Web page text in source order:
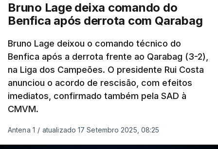
Bruno Lage deixa comando do
Benfica após derrota com Qarabag
Bruno Lage deixou o comando técnico do
Benfica após a derrota frente ao Qarabag (3-2),
na Liga dos Campeões. O presidente Rui Costa
anunciou o acordo de rescisão, com efeitos
imediatos, confirmado também pela SAD à
CMVM.
Antena 1 / atualizado 17 Setembro 2025, 08:25